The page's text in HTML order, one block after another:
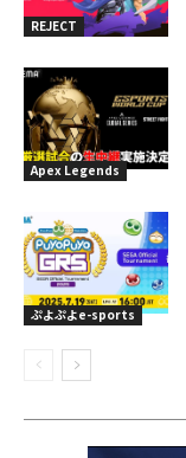
REJECT
Apex Legends
ぷよぷよe-sports